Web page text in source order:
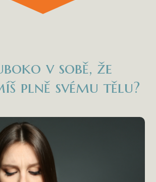
v sobě, že
plně svému tělu?